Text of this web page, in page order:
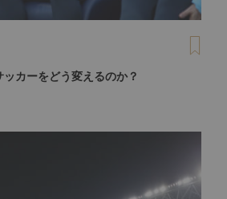
カーをどう変えるのか？